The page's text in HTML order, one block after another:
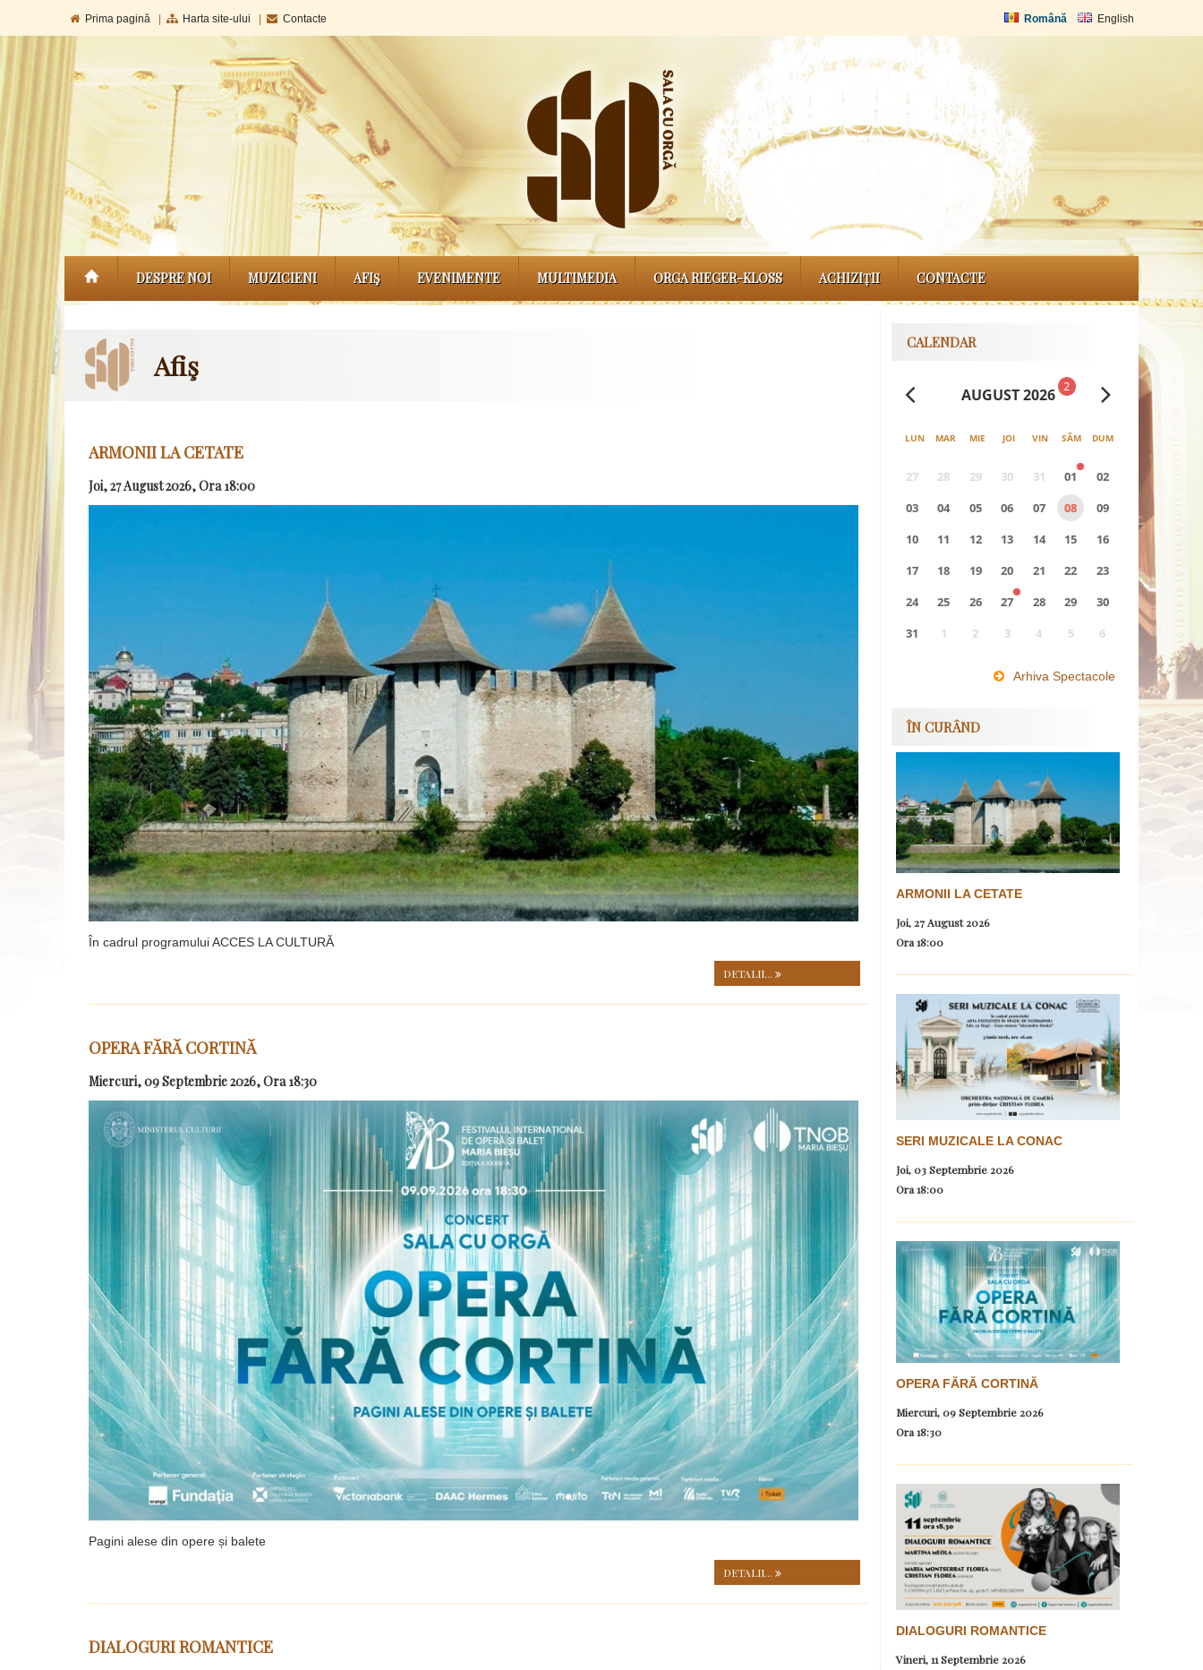
Prima pagină Harta site-ului Contacte Română English
DESPRE NOI MUZICIENI AFIŞ EVENIMENTE MULTIMEDIA ORGA RIEGER-KLOSS ACHIZIȚII CONTACTE
Afiş
ARMONII LA CETATE
Joi, 27 August 2026, Ora 18:00
În cadrul programului ACCES LA CULTURĂ
DETALII...
OPERA FĂRĂ CORTINĂ
Miercuri, 09 Septembrie 2026, Ora 18:30
Pagini alese din opere și balete
DETALII...
DIALOGURI ROMANTICE
CALENDAR
AUGUST 2026 2
LUN MAR MIE JOI VIN SÂM DUM
27 28 29 30 31 01
02
03
04 05 06 07 08
09
10
11 12 13 14 15
16
17
18 19 20 21 22
23
24
25 26 27 28 29
30
31
1 2 3 4 5 6
Arhiva Spectacole
ÎN CURÂND
ARMONII LA CETATE
Joi, 27 August 2026
Ora18:00
SERI MUZICALE LA CONAC
Joi, 03 Septembrie 2026
Ora18:00
OPERA FĂRĂ CORTINĂ
Miercuri, 09 Septembrie 2026
Ora18:30
DIALOGURI ROMANTICE
Vineri, 11 Septembrie 2026